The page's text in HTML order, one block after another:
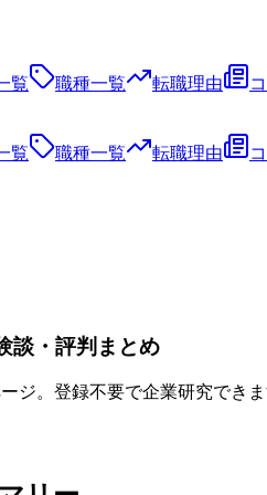
覧 職種一覧 転職理由
覧 職種一覧 転職理由
談・評判まとめ
ジ。登録不要で企業研究できま